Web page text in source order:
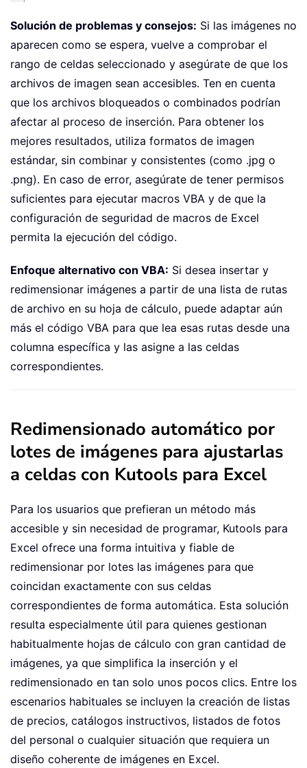
Solución de problemas y consejos: Si las imágenes no
aparecen como se espera, vuelve a comprobar el
rango de celdas seleccionado y asegúrate de que los
archivos de imagen sean accesibles. Ten en cuenta
que los archivos bloqueados o combinados podrían
afectar al proceso de inserción. Para obtener los
mejores resultados, utiliza formatos de imagen
estándar, sin combinar y consistentes (como .jpg o
.png). En caso de error, asegúrate de tener permisos
suficientes para ejecutar macros VBA y de que la
configuración de seguridad de macros de Excel
permita la ejecución del código.
Enfoque alternativo con VBA: Si desea insertar y
redimensionar imágenes a partir de una lista de rutas
de archivo en su hoja de cálculo, puede adaptar aún
más el código VBA para que lea esas rutas desde una
columna específica y las asigne a las celdas
correspondientes.
Redimensionado automático por
lotes de imágenes para ajustarlas
a celdas con Kutools para Excel
Para los usuarios que prefieran un método más
accesible y sin necesidad de programar, Kutools para
Excel ofrece una forma intuitiva y fiable de
redimensionar por lotes las imágenes para que
coincidan exactamente con sus celdas
correspondientes de forma automática. Esta solución
resulta especialmente útil para quienes gestionan
habitualmente hojas de cálculo con gran cantidad de
imágenes, ya que simplifica la inserción y el
redimensionado en tan solo unos pocos clics. Entre los
escenarios habituales se incluyen la creación de listas
de precios, catálogos instructivos, listados de fotos
del personal o cualquier situación que requiera un
diseño coherente de imágenes en Excel.